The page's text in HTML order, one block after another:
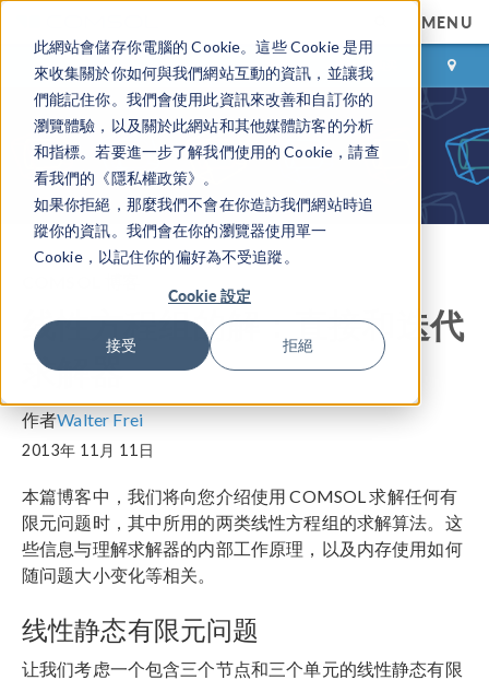
此網站會儲存你電腦的 Cookie。這些 Cookie 是用
來收集關於你如何與我們網站互動的資訊，並讓我
們能記住你。我們會使用此資訊來改善和自訂你的
瀏覽體驗，以及關於此網站和其他媒體訪客的分析
和指標。若要進一步了解我們使用的 Cookie，請查
看我們的《隱私權政策》。
如果你拒絕，那麼我們不會在你造訪我們網站時追
蹤你的資訊。我們會在你的瀏覽器使用單一
Cookie，以記住你的偏好為不受追蹤。
Cookie 設定
接受 拒絕
MENU
登录 咨询与购买
线性方程组的解：直接和迭代
求解器
作者Walter Frei
2013年 11月 11日
本篇博客中，我们将向您介绍使用 COMSOL 求解任何有
限元问题时，其中所用的两类线性方程组的求解算法。这
些信息与理解求解器的内部工作原理，以及内存使用如何
随问题大小变化等相关。
线性静态有限元问题
让我们考虑一个包含三个节点和三个单元的线性静态有限